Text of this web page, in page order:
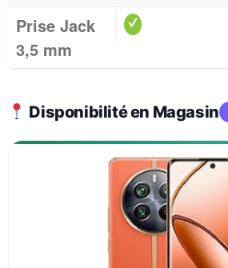
Prise Jack
3,5 mm
Disponibilité en Magasin